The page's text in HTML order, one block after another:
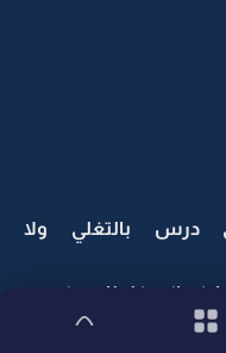
درس بالتغلي ولا
اني غلطان وندمت